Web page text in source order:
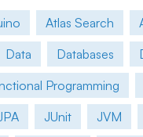
Atlas Search
Data Databases
Programming
JUnit JVM